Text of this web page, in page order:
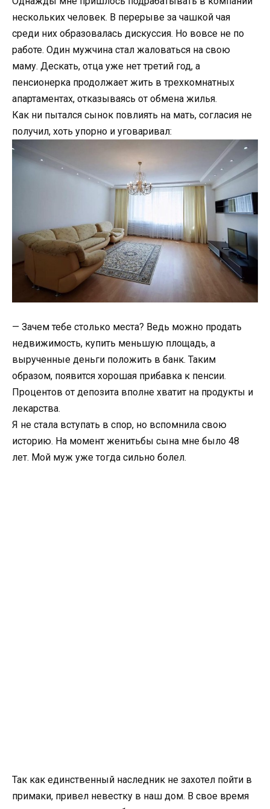
нескольких человек. В перерыве за чашкой чая
среди них образовалась дискуссия. Но вовсе не по
работе. Один мужчина стал жаловаться на свою
маму. Дескать, отца уже нет третий год, а
пенсионерка продолжает жить в трехкомнатных
апартаментах, отказываясь от обмена жилья.
Как ни пытался сынок повлиять на мать, согласия не
получил, хоть упорно и уговаривал:
— Зачем тебе столько места? Ведь можно продать
недвижимость, купить меньшую площадь, а
вырученные деньги положить в банк. Таким
образом, появится хорошая прибавка к пенсии.
Процентов от депозита вполне хватит на продукты и
лекарства.
Я не стала вступать в спор, но вспомнила свою
историю. На момент женитьбы сына мне было 48
лет. Мой муж уже тогда сильно болел.
Так как единственный наследник не захотел пойти в
примаки, привел невестку в наш дом. В свое время